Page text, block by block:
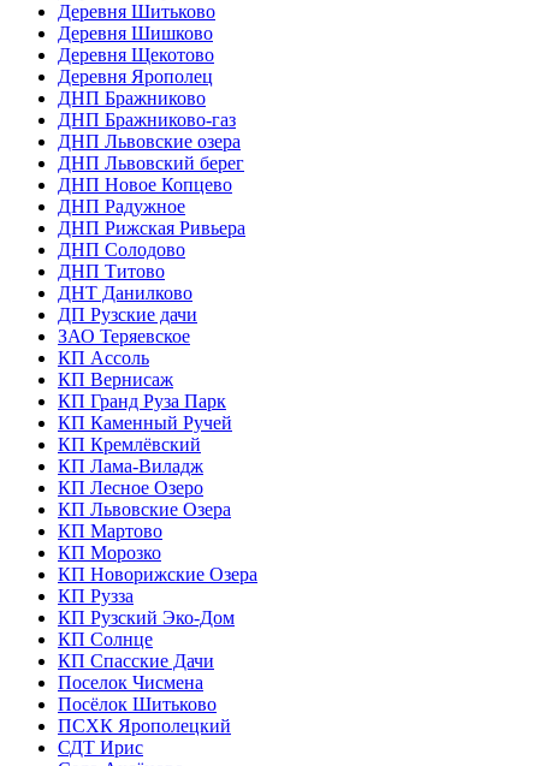
Деревня Шитьково
Деревня Шишково
Деревня Щекотово
Деревня Ярополец
ДНП Бражниково
ДНП Бражниково-газ
ДНП Львовские озера
ДНП Львовский берег
ДНП Новое Копцево
ДНП Радужное
ДНП Рижская Ривьера
ДНП Солодово
ДНП Титово
ДНТ Данилково
ДП Рузские дачи
ЗАО Теряевское
КП Ассоль
КП Вернисаж
КП Гранд Руза Парк
КП Каменный Ручей
КП Кремлёвский
КП Лама-Виладж
КП Лесное Озеро
КП Львовские Озера
КП Мартово
КП Морозко
КП Новорижские Озера
КП Рузза
КП Рузский Эко-Дом
КП Солнце
КП Спасские Дачи
Поселок Чисмена
Посёлок Шитьково
ПСХК Ярополецкий
СДТ Ирис